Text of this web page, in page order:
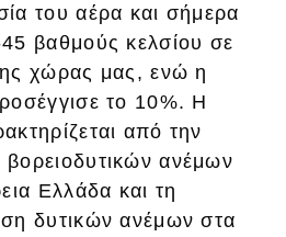
του αέρα και σήμερα
βαθμούς κελσίου σε
χώρας μας, ενώ η
το 10%. Η
από την
ανέμων
Ελλάδα και τη
δυτικών ανέμων στα